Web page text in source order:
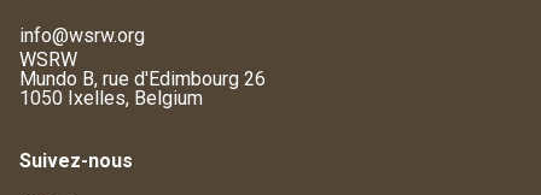
info@wsrw.org
WSRW
Mundo B, rue d'Edimbourg 26
1050 Ixelles, Belgium
Suivez-nous